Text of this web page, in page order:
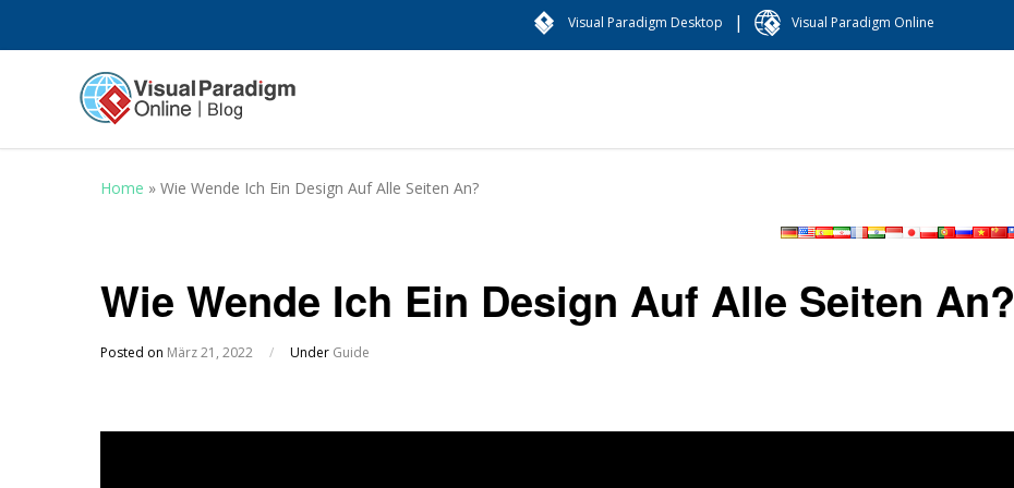
Visual Paradigm Desktop | Visual Paradigm Online
Home » Wie Wende Ich Ein Design Auf Alle Seiten An?
Wie Wende Ich Ein Design Auf Alle Seiten An?
Posted on März 21, 2022 / Under Guide